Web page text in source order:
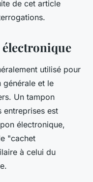
de cet article
utilisé pour
et le
Un tampon
entreprises est
électronique,
"cachet
à celui du